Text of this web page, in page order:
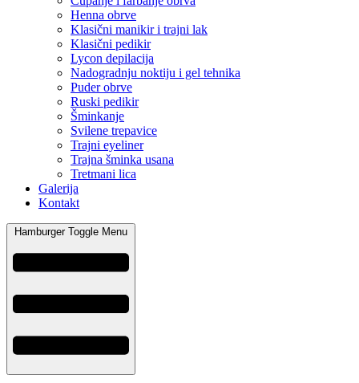
Henna obrve
Klasični manikir i trajni lak
Klasični pedikir
Lycon depilacija
Nadogradnju noktiju i gel tehnika
Puder obrve
Ruski pedikir
Šminkanje
Svilene trepavice
Trajni eyeliner
Trajna šminka usana
Tretmani lica
Galerija
Kontakt
Hamburger Toggle Menu